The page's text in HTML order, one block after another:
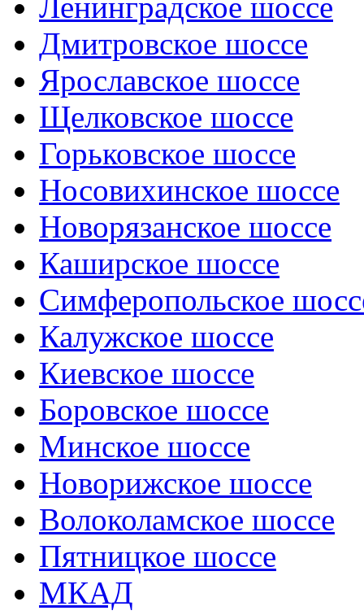
Ленинградское шоссе
Дмитровское шоссе
Ярославское шоссе
Щелковское шоссе
Горьковское шоссе
Носовихинское шоссе
Новорязанское шоссе
Каширское шоссе
Симферопольское
Калужское шоссе
Киевское шоссе
Боровское шоссе
Минское шоссе
Новорижское шоссе
Волоколамское шоссе
Пятницкое шоссе
МКАД